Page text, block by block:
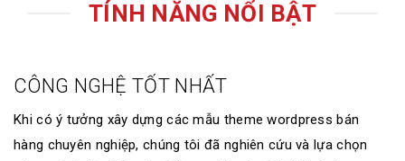
TÍNH NĂNG NỔI BẬT
CÔNG NGHỆ TỐT NHẤT
Khi có ý tưởng xây dựng các mẫu theme wordpress bán
hàng chuyên nghiệp, chúng tôi đã nghiên cứu và lựa chọn